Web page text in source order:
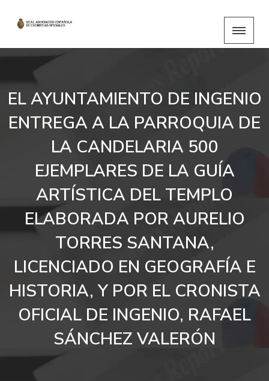
EL AYUNTAMIENTO DE INGENIO
ENTREGA A LA PARROQUIA DE
LA CANDELARIA 500
EJEMPLARES DE LA GUÍA
ARTÍSTICA DEL TEMPLO
ELABORADA POR AURELIO
TORRES SANTANA,
LICENCIADO EN GEOGRAFÍA E
HISTORIA, Y POR EL CRONISTA
OFICIAL DE INGENIO, RAFAEL
SÁNCHEZ VALERÓN